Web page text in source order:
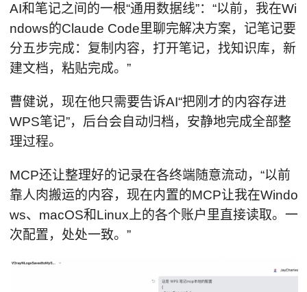
AI和笔记之间的一根“通用数据线”：“以前，我在Wi
ndows的Claude Code里聊完解决方案，记笔记要
分五步完成：复制内容，打开笔记，找知识库，新
建文档，粘贴完成。”
曹健说，现在他只需要告诉AI“把刚才的内容存进
WPS笔记”，后台会自动归档，安静地完成全部整
理过程。
MCP还让整理好的记录在各终端随意流动，“以前
靠人肉搬运的内容，现在内置的MCP让我在Windo
ws、macOS和Linux上的各个账户里直接读取。一
次配置，处处一致。”